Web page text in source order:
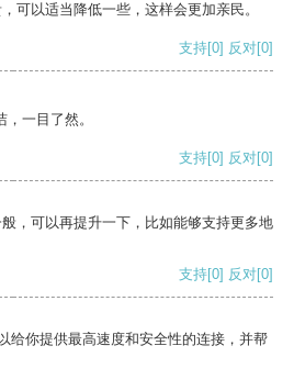
可以适当降低一些，这样会更加亲民。
支持[0] 反对[0]
一目了然。
支持[0] 反对[0]
，可以再提升一下，比如能够支持更多地
支持[0] 反对[0]
给你提供最高速度和安全性的连接，并帮